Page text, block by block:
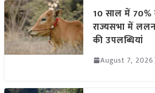
10 साल में 70%
राज्यसभा में ललन
की उपलब्धियां
August 7, 2026